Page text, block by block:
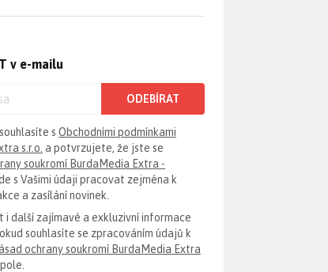
v e-mailu
ODEBÍRAT
s Obchodními podmínkami
s.r.o. a potvrzujete, že jste se
soukromí BurdaMedia Extra -
s Vašimi údaji pracovat zejména k
a zasílání novinek.
i další zajímavé a exkluzivní informace
souhlasíte se zpracováním údajů k
ochrany soukromí BurdaMedia Extra